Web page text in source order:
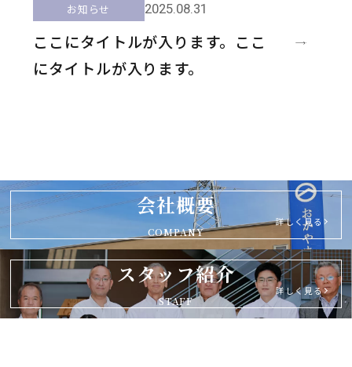
お知らせ 2025.08.31
ここにタイトルが入ります。ここ
にタイトルが入ります。
会社概要
COMPANY
詳しく見る
スタッフ紹介
STAFF
詳しく見る